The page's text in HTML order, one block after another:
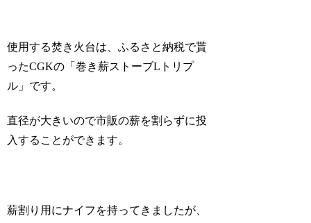
使用する焚き火台は、ふるさと納税で貰
ったCGKの「巻き薪ストーブLトリプ
ル」です。
直径が大きいので市販の薪を割らずに投
入することができます。
薪割り用にナイフを持ってきましたが、